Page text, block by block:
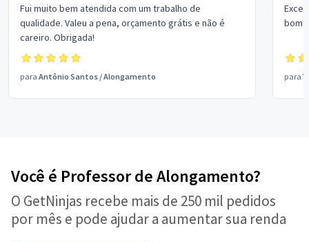
Fui muito bem atendida com um trabalho de
qualidade. Valeu a pena, orçamento grátis e não é
careiro. Obrigada!
para Antônio Santos /Alongamento
bom
para
Você é Professor de Alongamento?
O GetNinjas recebe mais de 250 mil pedidos
por mês e pode ajudar a aumentar sua renda